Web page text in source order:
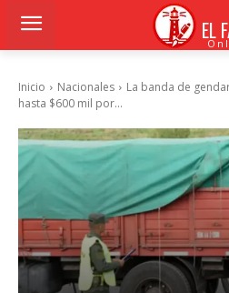
EL
Inicio Nacionales
La banda de
hasta $600 mil por...